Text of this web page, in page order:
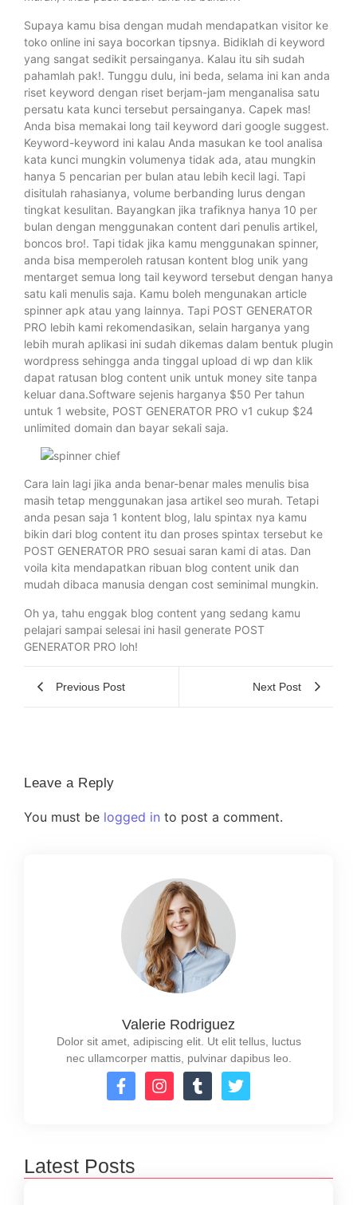
Supaya kamu bisa dengan mudah mendapatkan visitor ke
toko online ini saya bocorkan tipsnya. Bidiklah di keyword
yang sangat sedikit persainganya. Kalau itu sih sudah
pahamlah pak!. Tunggu dulu, ini beda, selama ini kan anda
riset keyword dengan riset berjam-jam menganalisa satu
persatu kata kunci tersebut persainganya. Capek mas!
Anda bisa memakai long tail keyword dari google suggest.
Keyword-keyword ini kalau Anda masukan ke tool analisa
kata kunci mungkin volumenya tidak ada, atau mungkin
hanya 5 pencarian per bulan atau lebih kecil lagi. Tapi
disitulah rahasianya, volume berbanding lurus dengan
tingkat kesulitan. Bayangkan jika trafiknya hanya 10 per
bulan dengan menggunakan content dari penulis artikel,
boncos bro!. Tapi tidak jika kamu menggunakan spinner,
anda bisa memperoleh ratusan kontent blog unik yang
mentarget semua long tail keyword tersebut dengan hanya
satu kali menulis saja. Kamu boleh mengunakan article
spinner apk atau yang lainnya. Tapi POST GENERATOR
PRO lebih kami rekomendasikan, selain harganya yang
lebih murah aplikasi ini sudah dikemas dalam bentuk plugin
wordpress sehingga anda tinggal upload di wp dan klik
dapat ratusan blog content unik untuk money site tanpa
keluar dana.Software sejenis harganya $50 Per tahun
untuk 1 website, POST GENERATOR PRO v1 cukup $24
unlimited domain dan bayar sekali saja.
Cara lain lagi jika anda benar-benar males menulis bisa
masih tetap menggunakan jasa artikel seo murah. Tetapi
anda pesan saja 1 kontent blog, lalu spintax nya kamu
bikin dari blog content itu dan proses spintax tersebut ke
POST GENERATOR PRO sesuai saran kami di atas. Dan
voila kita mendapatkan ribuan blog content unik dan
mudah dibaca manusia dengan cost seminimal mungkin.
Oh ya, tahu enggak blog content yang sedang kamu
pelajari sampai selesai ini hasil generate POST
GENERATOR PRO loh!
Previous Post Next Post
Leave a Reply
You must be logged in to post a comment.
Valerie Rodriguez
Dolor sit amet, adipiscing elit. Ut elit tellus, luctus
nec ullamcorper mattis, pulvinar dapibus leo.
Latest Posts